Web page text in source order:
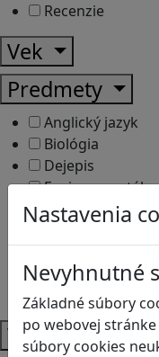
Nastavenia
Nevyhnutné
Základné súbory
po webovej
súbory cookies
Recenzie
Vek
Predmety
Anglický jazyk
Biológia
Dejepis
Etická výchova
Matematika
Občianska
Vlastiveda
Témy